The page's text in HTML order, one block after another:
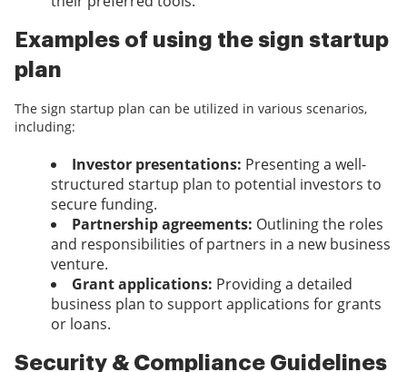
Examples of using the sign startup
plan
The sign startup plan can be utilized in various scenarios,
including:
Investor presentations: Presenting a well-
structured startup plan to potential investors to
secure funding.
Partnership agreements: Outlining the roles
and responsibilities of partners in a new business
venture.
Grant applications: Providing a detailed
business plan to support applications for grants
or loans.
Security & Compliance Guidelines